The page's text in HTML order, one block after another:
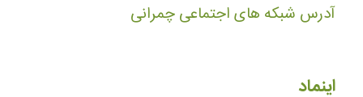
آدرس شبکه های اجتماعی چمرانی
اینماد